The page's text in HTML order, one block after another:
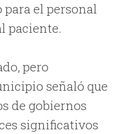
para el personal
paciente.
pero
señaló que
de gobiernos
significativos